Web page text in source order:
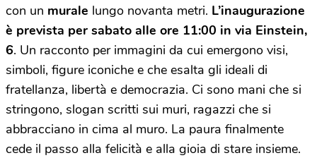
con un murale lungo novanta metri. L’inaugurazione
è prevista per sabato alle ore 11:00 in via Einstein,
6. Un racconto per immagini da cui emergono visi,
simboli, figure iconiche e che esalta gli ideali di
fratellanza, libertà e democrazia. Ci sono mani che si
stringono, slogan scritti sui muri, ragazzi che si
abbracciano in cima al muro. La paura finalmente
cede il passo alla felicità e alla gioia di stare insieme.